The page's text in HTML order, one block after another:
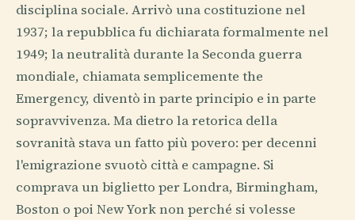
disciplina sociale. Arrivò una costituzione nel
1937; la repubblica fu dichiarata formalmente nel
1949; la neutralità durante la Seconda guerra
mondiale, chiamata semplicemente the
Emergency, diventò in parte principio e in parte
sopravvivenza. Ma dietro la retorica della
sovranità stava un fatto più povero: per decenni
l'emigrazione svuotò città e campagne. Si
comprava un biglietto per Londra, Birmingham,
Boston o poi New York non perché si volesse